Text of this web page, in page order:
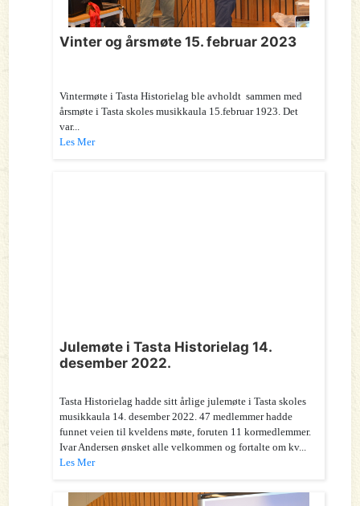
Vinter og årsmøte 15. februar 2023
Vintermøte i Tasta Historielag ble avholdt sammen med
årsmøte i Tasta skoles musikkaula 15.februar 1923. Det
var...
Les Mer
Julemøte i Tasta Historielag 14.
desember 2022.
Tasta Historielag hadde sitt årlige julemøte i Tasta skoles
musikkaula 14. desember 2022. 47 medlemmer hadde
funnet veien til kveldens møte, foruten 11 kormedlemmer.
Ivar Andersen ønsket alle velkommen og fortalte om kv...
Les Mer